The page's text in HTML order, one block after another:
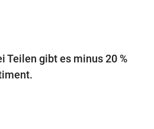
Teilen gibt es minus 20 %